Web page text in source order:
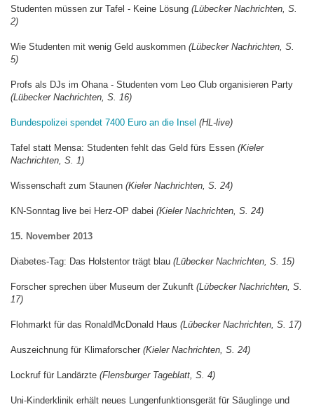
Studenten müssen zur Tafel - Keine Lösung (Lübecker Nachrichten, S.
2)
Wie Studenten mit wenig Geld auskommen (Lübecker Nachrichten, S.
5)
Profs als DJs im Ohana - Studenten vom Leo Club organisieren Party
(Lübecker Nachrichten, S. 16)
Bundespolizei spendet 7400 Euro an die Insel (HL-live)
Tafel statt Mensa: Studenten fehlt das Geld fürs Essen (Kieler
Nachrichten, S. 1)
Wissenschaft zum Staunen (Kieler Nachrichten, S. 24)
KN-Sonntag live bei Herz-OP dabei (Kieler Nachrichten, S. 24)
15. November 2013
Diabetes-Tag: Das Holstentor trägt blau (Lübecker Nachrichten, S. 15)
Forscher sprechen über Museum der Zukunft (Lübecker Nachrichten, S.
17)
Flohmarkt für das RonaldMcDonald Haus (Lübecker Nachrichten, S. 17)
Auszeichnung für Klimaforscher (Kieler Nachrichten, S. 24)
Lockruf für Landärzte (Flensburger Tageblatt, S. 4)
Uni-Kinderklinik erhält neues Lungenfunktionsgerät für Säuglinge und